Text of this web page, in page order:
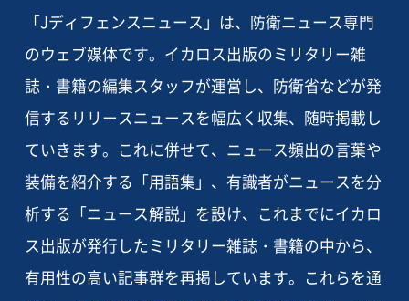
「Jディフェンスニュース」は、防衛ニュース専門
のウェブ媒体です。イカロス出版のミリタリー雑
誌・書籍の編集スタッフが運営し、防衛省などが発
信するリリースニュースを幅広く収集、随時掲載し
ていきます。これに併せて、ニュース頻出の言葉や
装備を紹介する「用語集」、有識者がニュースを分
析する「ニュース解説」を設け、これまでにイカロ
ス出版が発行したミリタリー雑誌・書籍の中から、
有用性の高い記事群を再掲しています。これらを通